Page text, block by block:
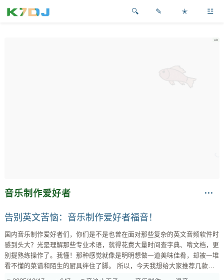
✎ ✭ ☳
音乐制作爱好者
告别英文苦恼：音乐制作爱好者福音！
国内音乐制作爱好者们，你们是不是也曾在面对那些复杂的英文音频软件时
感到头大？光是理解那些专业术语，就得花费大量时间查字典、啃文档，更
别提熟练操作了。我懂！那种感觉就像是明明想做一道美味佳肴，却被一堆
看不懂的菜谱和陌生的厨具绊住了脚。 所以，今天我想给大家推荐几款界